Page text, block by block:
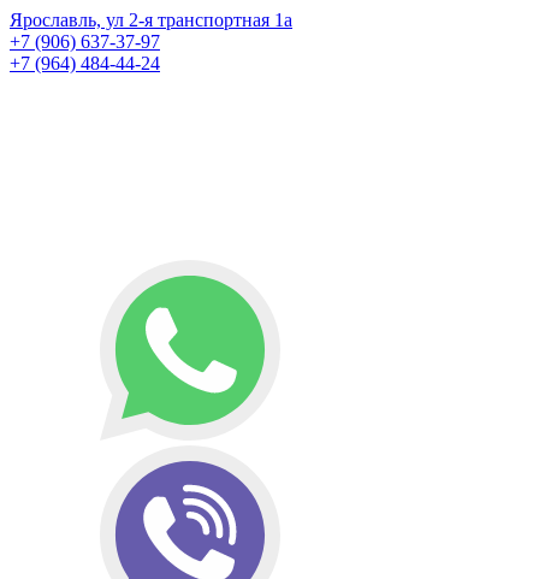
Ярославль, ул 2-я транспортная 1а
+7 (906) 637-37-97
+7 (964) 484-44-24